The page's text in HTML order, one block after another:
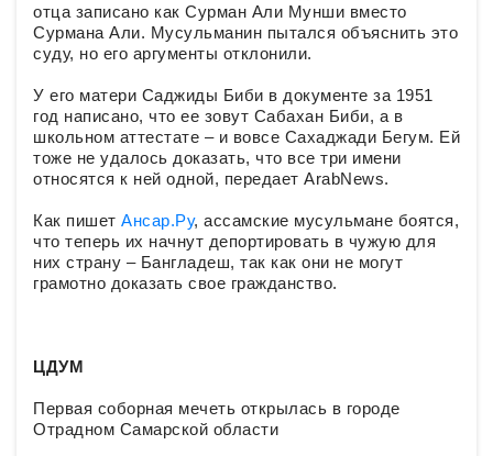
отца записано как Сурман Али Мунши вместо
Сурмана Али. Мусульманин пытался объяснить это
суду, но его аргументы отклонили.
У его матери Саджиды Биби в документе за 1951
год написано, что ее зовут Сабахан Биби, а в
школьном аттестате – и вовсе Сахаджади Бегум. Ей
тоже не удалось доказать, что все три имени
относятся к ней одной, передает ArabNews.
Как пишет Ансар.Ру, ассамские мусульмане боятся,
что теперь их начнут депортировать в чужую для
них страну – Бангладеш, так как они не могут
грамотно доказать свое гражданство.
ЦДУМ
Первая соборная мечеть открылась в городе
Отрадном Самарской области